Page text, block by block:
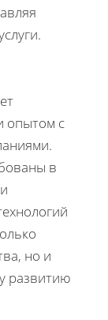
опытом с
в
но и
развитию